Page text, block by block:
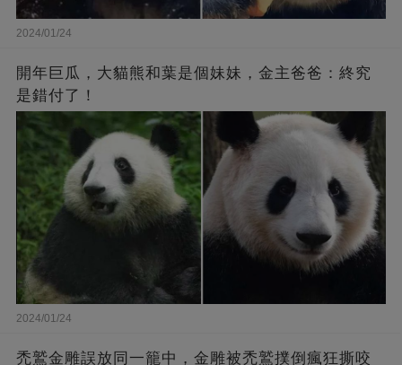
2024/01/24
開年巨瓜，大貓熊和葉是個妹妹，金主爸爸：終究
是錯付了！
2024/01/24
禿鷲金雕誤放同一籠中，金雕被禿鷲撲倒瘋狂撕咬